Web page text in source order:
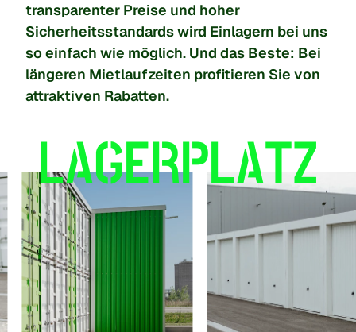
transparenter Preise und hoher
Sicherheitsstandards wird Einlagern bei uns
so einfach wie möglich. Und das Beste: Bei
längeren Mietlaufzeiten profitieren Sie von
attraktiven Rabatten.
LAGERPLATZ